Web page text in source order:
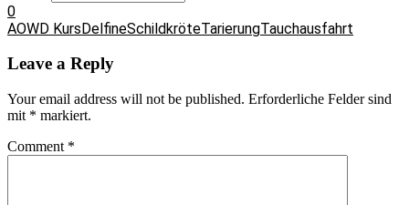
0
AOWD KursDelfineSchildkröteTarierungTauchausfahrt
Leave a Reply
Your email address will not be published. Erforderliche Felder sind
mit * markiert.
Comment *